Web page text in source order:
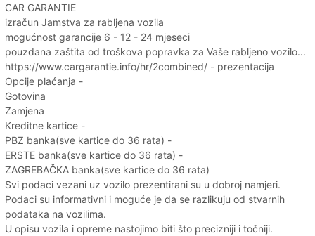
CAR GARANTIE
izračun Jamstva za rabljena vozila
mogućnost garancije 6 - 12 - 24 mjeseci
pouzdana zaštita od troškova popravka za Vaše rabljeno vozilo...
https://www.cargarantie.info/hr/2combined/ - prezentacija
Opcije plaćanja -
Gotovina
Zamjena
Kreditne kartice -
PBZ banka(sve kartice do 36 rata) -
ERSTE banka(sve kartice do 36 rata) -
ZAGREBAČKA banka(sve kartice do 36 rata)
Svi podaci vezani uz vozilo prezentirani su u dobroj namjeri.
Podaci su informativni i moguće je da se razlikuju od stvarnih
podataka na vozilima.
U opisu vozila i opreme nastojimo biti što precizniji i točniji.